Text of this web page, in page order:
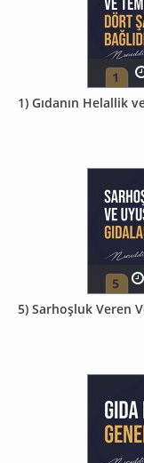
1) Gıdanın Helallik
5) Sarhoşluk Veren